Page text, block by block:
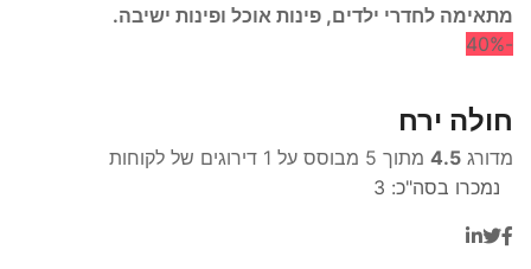
חולה ירח
-40%
מדורג 4.5 מתוך 5 מבוסס על 1 דירוגים של לקוחות
נמכרו בסה"כ: 3
מתאימה לחדרי ילדים, פינות אוכל ופינות ישיבה.